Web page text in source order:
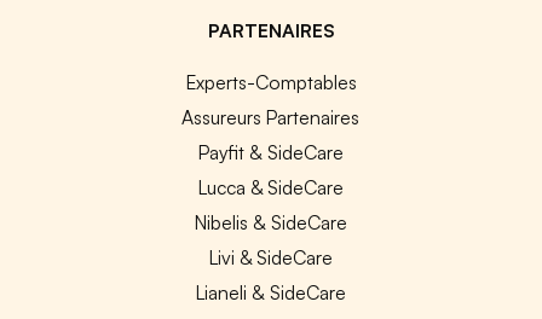
PARTENAIRES
Experts-Comptables
Assureurs Partenaires
Payfit & SideCare
Lucca & SideCare
Nibelis & SideCare
Livi & SideCare
Lianeli & SideCare